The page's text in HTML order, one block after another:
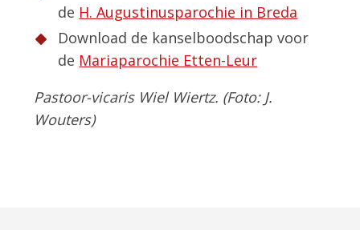
de H. Augustinusparochie in Breda
Download de kanselboodschap voor
de Mariaparochie Etten-Leur
Pastoor-vicaris Wiel Wiertz. (Foto: J.
Wouters)